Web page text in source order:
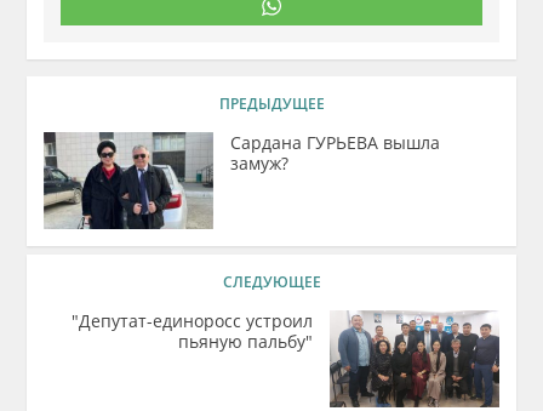
ПРЕДЫДУЩЕЕ
Сардана ГУРЬЕВА вышла
замуж?
СЛЕДУЮЩЕЕ
"Депутат-единоросс устроил
пьяную пальбу"